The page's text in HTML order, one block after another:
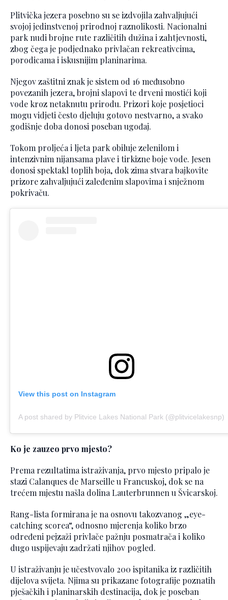
Plitvička jezera posebno su se izdvojila zahvaljujući
svojoj jedinstvenoj prirodnoj raznolikosti. Nacionalni
park nudi brojne rute različitih dužina i zahtjevnosti,
zbog čega je podjednako privlačan rekreativcima,
porodicama i iskusnijim planinarima.
Njegov zaštitni znak je sistem od 16 međusobno
povezanih jezera, brojni slapovi te drveni mostići koji
vode kroz netaknutu prirodu. Prizori koje posjetioci
mogu vidjeti često djeluju gotovo nestvarno, a svako
godišnje doba donosi poseban ugođaj.
Tokom proljeća i ljeta park obiluje zelenilom i
intenzivnim nijansama plave i tirkizne boje vode. Jesen
donosi spektakl toplih boja, dok zima stvara bajkovite
prizore zahvaljujući zaleđenim slapovima i snježnom
pokrivaču.
View this post on Instagram
A post shared by Plitvice Lakes National Park (@plitvicelakesnp)
Ko je zauzeo prvo mjesto?
Prema rezultatima istraživanja, prvo mjesto pripalo je
stazi Calanques de Marseille u Francuskoj, dok se na
trećem mjestu našla dolina Lauterbrunnen u Švicarskoj.
Rang-lista formirana je na osnovu takozvanog „eye-
catching scorea“, odnosno mjerenja koliko brzo
određeni pejzaži privlače pažnju posmatrača i koliko
dugo uspijevaju zadržati njihov pogled.
U istraživanju je učestvovalo 200 ispitanika iz različitih
dijelova svijeta. Njima su prikazane fotografije poznatih
pješačkih i planinarskih destinacija, dok je poseban